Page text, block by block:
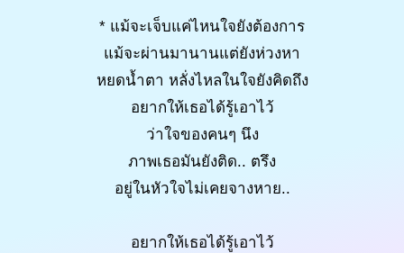
* แม้จะเจ็บแค่ไหนใจยังต้องการ
แม้จะผ่านมานานแต่ยังห่วงหา
หยดน้ำตา หลั่งไหลในใจยังคิดถึง
อยากให้เธอได้รู้เอาไว้
ว่าใจของคนๆ นึง
ภาพเธอมันยังติด.. ตรึง
อยู่ในหัวใจไม่เคยจางหาย..
อยากให้เธอได้รู้เอาไว้